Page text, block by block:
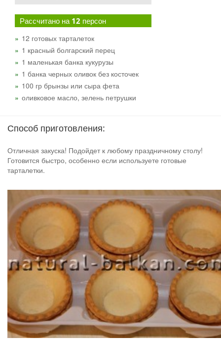
Рассчитано на 12 персон
12 готовых тарталеток
1 красный болгарский перец
1 маленькая банка кукурузы
1 банка черных оливок без косточек
100 гр брынзы или сыра фета
оливковое масло, зелень петрушки
Способ приготовления:
Отличная закуска! Подойдет к любому праздничному столу!
Готовится быстро, особенно если используете готовые
тарталетки.